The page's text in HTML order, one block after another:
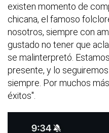
existen momento de
chicana, el famoso
nosotros, siempre con
gustado no tener que
se malinterpretó.
presente, y lo
siempre. Por muchos
éxitos".